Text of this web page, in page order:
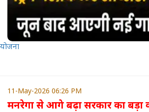
योजना
11-May-2026 06:26 PM
मनरेगा से आगे बढ़ा सरकार का